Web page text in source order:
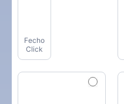
Fecho
Click